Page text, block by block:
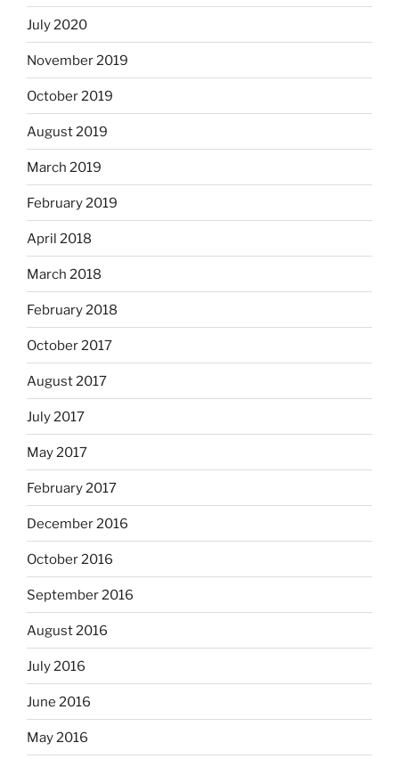
July 2020
November 2019
October 2019
August 2019
March 2019
February 2019
April 2018
March 2018
February 2018
October 2017
August 2017
July 2017
May 2017
February 2017
December 2016
October 2016
September 2016
August 2016
July 2016
June 2016
May 2016